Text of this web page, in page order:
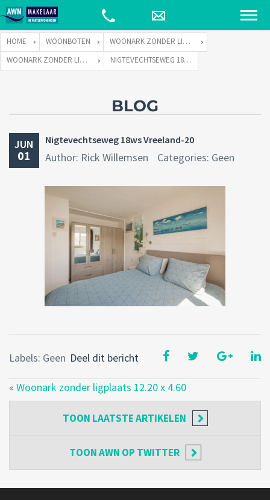
HOME WOONBOTEN
WOONARK ZONDER LIGPLAATS
WOONARK ZONDER LIGPLAATS 12.20 X 4.60
NIGTEVECHTSEWEG 18WS VREELAND-20
BLOG
JUN
01
Nigtevechtseweg 18ws Vreeland-20
Author: Rick Willemsen Categories: Geen
Deel dit bericht
Labels: Geen
« Woonark zonder ligplaats 12.20 x 4.60
TOON LAATSTE ARTIKELEN
TOONAWN OP TWITTER